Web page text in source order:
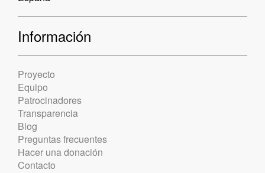
Información
Proyecto
Equipo
Patrocinadores
Transparencia
Blog
Preguntas frecuentes
Hacer una donación
Contacto